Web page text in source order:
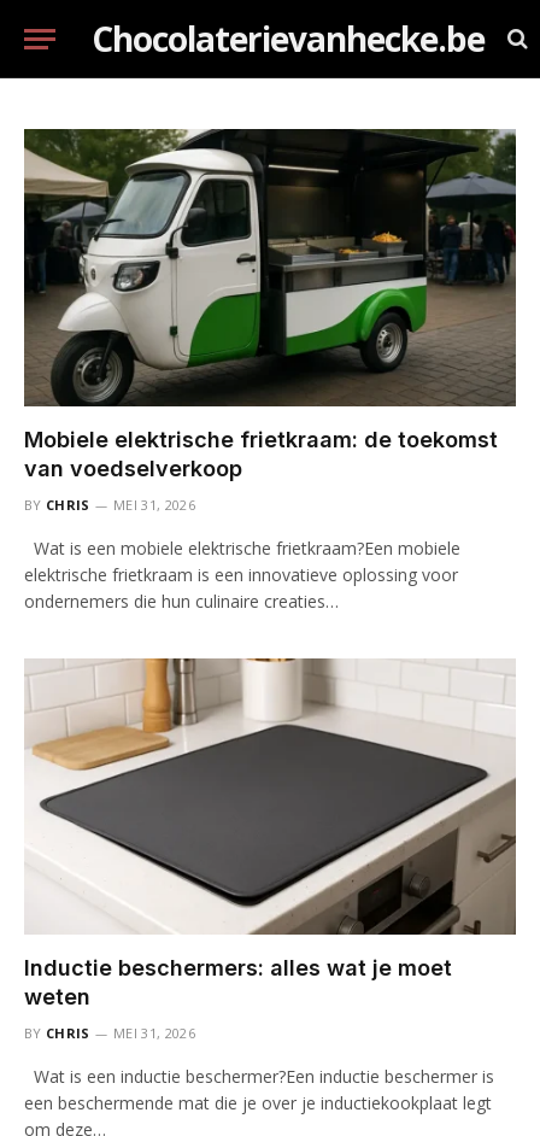
Chocolaterievanhecke.be
Mobiele elektrische frietkraam: de toekomst
van voedselverkoop
BY CHRIS MEI 31, 2026
Wat is een mobiele elektrische frietkraam?Een mobiele
elektrische frietkraam is een innovatieve oplossing voor
ondernemers die hun culinaire creaties…
Inductie beschermers: alles wat je moet
weten
BY CHRIS MEI 31, 2026
Wat is een inductie beschermer?Een inductie beschermer is
een beschermende mat die je over je inductiekookplaat legt
om deze…